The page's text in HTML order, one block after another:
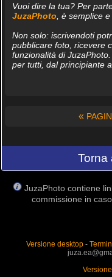
Vuoi dire la tua? Per
JuzaPhoto , è semplice
Non solo: iscrivendoti
pubblicare foto, ricevere
funzionalità di
per tutti, dal principiante
«
Torna
JuzaPhoto contiene
commissione in
Versione desktop-